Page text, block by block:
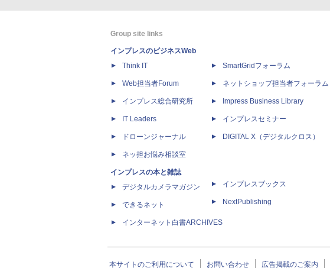
Group site links
インプレスのビジネスWeb
Think IT
Web担当者Forum
インプレス総合研究所
IT Leaders
ドローンジャーナル
ネッ担お悩み相談室
インプレスの本と雑誌
デジタルカメラマガジン
できるネット
インターネット白書ARCHIVES
SmartGridフォーラム
ネットショップ担当者フォーラム
Impress Business Library
インプレスセミナー
DIGITAL X（デジタルクロス）
インプレスブックス
NextPublishing
本サイトのご利用について お問い合わせ 広告掲載のご案内